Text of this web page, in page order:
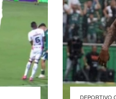
DEPORTIVO